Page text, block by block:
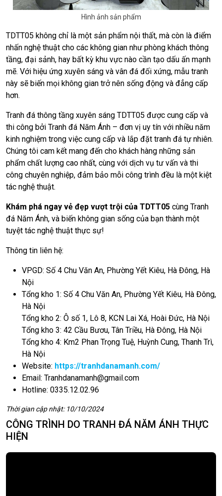
Hình ảnh sản phẩm
TDTT05 không chỉ là một sản phẩm nội thất, mà còn là điểm
nhấn nghệ thuật cho các không gian như phòng khách thông
tầng, đại sảnh, hay bất kỳ khu vực nào cần tạo dấu ấn mạnh
mẽ. Với hiệu ứng xuyên sáng và vân đá đối xứng, mẫu tranh
này sẽ biến mọi không gian trở nên sống động và đẳng cấp
hơn.
Tranh đá thông tầng xuyên sáng TDTT05 được cung cấp và
thi công bởi Tranh đá Năm Ánh – đơn vị uy tín với nhiều năm
kinh nghiệm trong việc cung cấp và lắp đặt tranh đá tự nhiên.
Chúng tôi cam kết mang đến cho khách hàng những sản
phẩm chất lượng cao nhất, cùng với dịch vụ tư vấn và thi
công chuyên nghiệp, đảm bảo mỗi công trình đều là một kiệt
tác nghệ thuật.
Khám phá ngay vẻ đẹp vượt trội của TDTT05 cùng Tranh
đá Năm Ánh, và biến không gian sống của bạn thành một
tuyệt tác nghệ thuật thực sự!
Thông tin liên hệ:
VPGD: Số 4 Chu Văn An, Phường Yết Kiêu, Hà Đông, Hà
Nội
Tổng kho 1: Số 4 Chu Văn An, Phường Yết Kiêu, Hà Đông,
Hà Nội
Tổng kho 2: Ô số 1, Lô 8, KCN Lai Xá, Hoài Đức, Hà Nội
Tổng kho 3: 42 Cầu Bươu, Tân Triều, Hà Đông, Hà Nội
Tổng kho 4: Km2 Phan Trọng Tuệ, Huỳnh Cung, Thanh Trì,
Hà Nội
Website: https://tranhdanamanh.com/
Email: Tranhdanamanh@gmail.com
Hotline: 0335.12.02.96
Thời gian cập nhật: 10/10/2024
CÔNG TRÌNH DO TRANH ĐÁ NĂM ÁNH THỰC
HIỆN